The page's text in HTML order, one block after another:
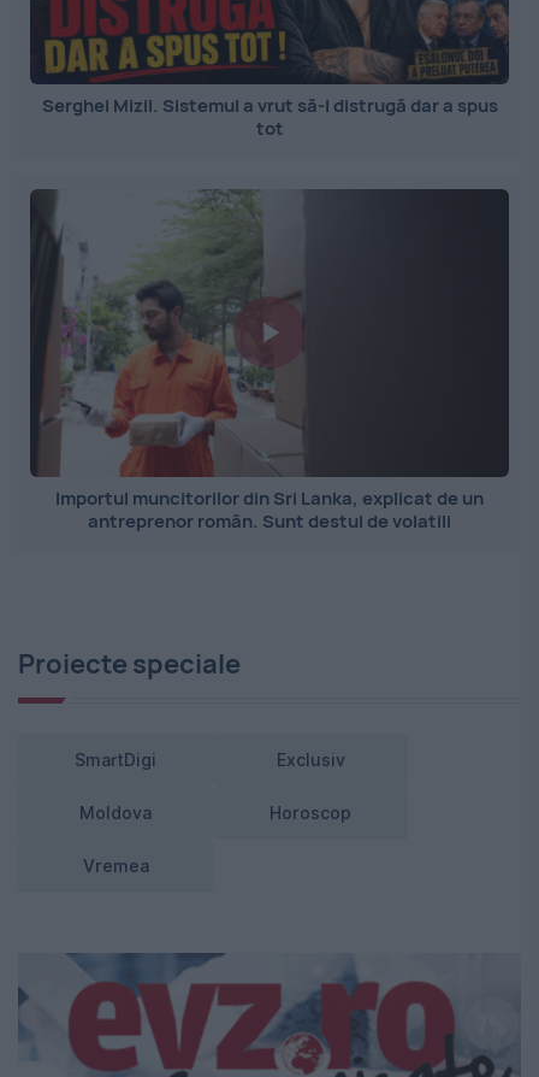
Serghei Mizil. Sistemul a vrut să-l distrugă dar a spus
tot
Importul muncitorilor din Sri Lanka, explicat de un
antreprenor român. Sunt destul de volatili
Proiecte speciale
SmartDigi Exclusiv
Moldova Horoscop
Vremea